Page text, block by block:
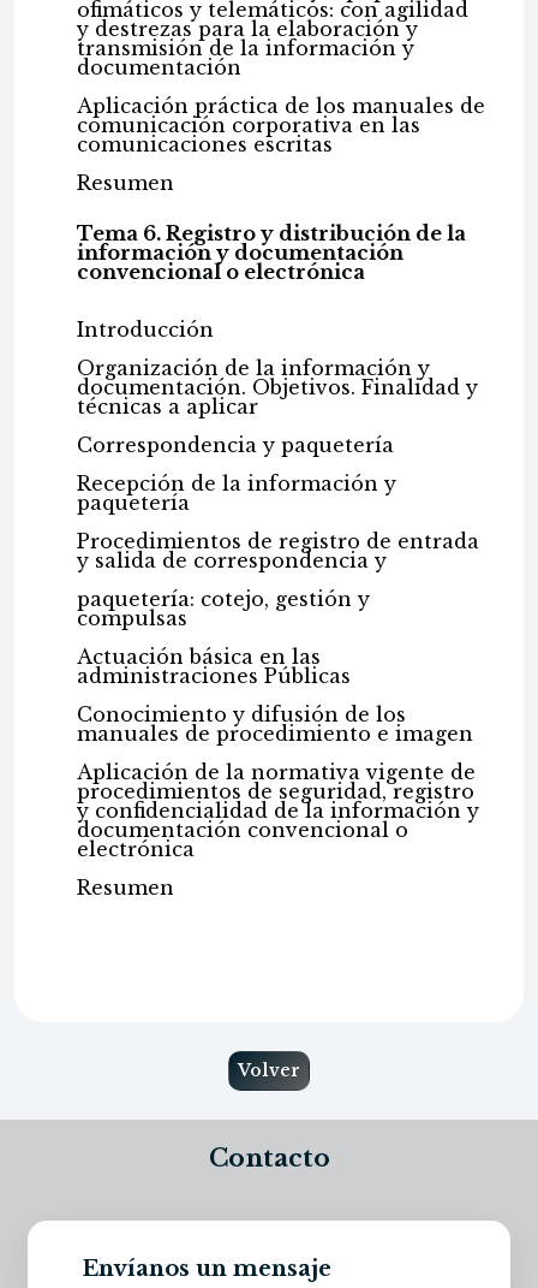
ofimáticos y telemáticos: con agilidad
y destrezas para la elaboración y
transmisión de la información y
documentación
Aplicación práctica de los manuales de
comunicación corporativa en las
comunicaciones escritas
Resumen
Tema 6. Registro y distribución de la
información y documentación
convencional o electrónica
Introducción
Organización de la información y
documentación. Objetivos. Finalidad y
técnicas a aplicar
Correspondencia y paquetería
Recepción de la información y
paquetería
Procedimientos de registro de entrada
y salida de correspondencia y
paquetería: cotejo, gestión y
compulsas
Actuación básica en las
administraciones Públicas
Conocimiento y difusión de los
manuales de procedimiento e imagen
Aplicación de la normativa vigente de
procedimientos de seguridad, registro
y confidencialidad de la información y
documentación convencional o
electrónica
Resumen
Volver
Contacto
Envíanos un mensaje